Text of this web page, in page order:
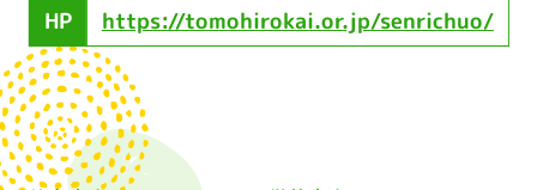
HP https://tomohirokai.or.jp/senrichuo/